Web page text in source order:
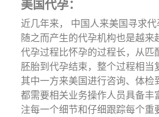
美国代孕：
近几年来， 中国人来美国寻求代
随之而产生的代孕机构也是越来
代孕过程比怀孕的过程长，从匹
胚胎到代孕结束，整个过程相当
其中一方来美国进行咨询、体检
都需要相关业务操作人员具备丰
注每一个细节和仔细跟踪每个重